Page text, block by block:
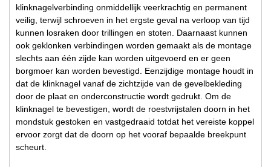
klinknagelverbinding onmiddellijk veerkrachtig en permanent
veilig, terwijl schroeven in het ergste geval na verloop van tijd
kunnen losraken door trillingen en stoten. Daarnaast kunnen
ook geklonken verbindingen worden gemaakt als de montage
slechts aan één zijde kan worden uitgevoerd en er geen
borgmoer kan worden bevestigd. Eenzijdige montage houdt in
dat de klinknagel vanaf de zichtzijde van de gevelbekleding
door de plaat en onderconstructie wordt gedrukt. Om de
klinknagel te bevestigen, wordt de roestvrijstalen doorn in het
mondstuk gestoken en vastgedraaid totdat het vereiste koppel
ervoor zorgt dat de doorn op het vooraf bepaalde breekpunt
scheurt.